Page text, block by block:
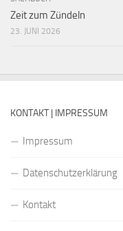
Zeit zum Zündeln
23. JUNI 2026
KONTAKT | IMPRESSUM
Impressum
Datenschutzerklärung
Kontakt